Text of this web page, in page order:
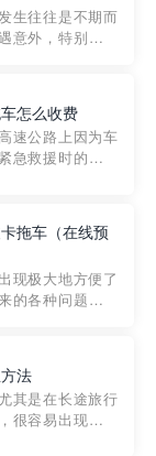
生往往是不期而
意外，特别是在
拖车的收费标
应注...
怎么收费
速公路上因为车
急救援时的必备
由当地交通管理
拖车（在线预
现极大地方便了
的各种问题也让
种高效可靠的救
专...
法
其是在长途旅行
很容易出现这种